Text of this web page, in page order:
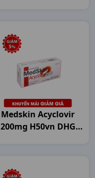
Medskin Acyclovir
200mg H50vn DHG